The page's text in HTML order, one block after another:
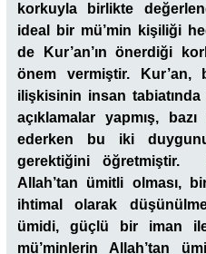
korkuyla birlikte
ideal bir mü’min kişiliği
de Kur’an’ın önerdiği
önem vermiştir. Kur’an,
ilişkisinin insan tabiatında
açıklamalar yapmış,
ederken bu iki
gerektiğini öğretmiştir.
Allah’tan ümitli olması,
ihtimal olarak
ümidi, güçlü bir iman ile
mü’minlerin Allah’tan